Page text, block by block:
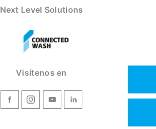
Next Level Solutions
Visítenos en